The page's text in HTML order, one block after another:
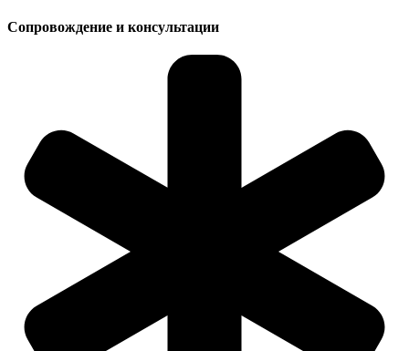
Сопровождение и консультации